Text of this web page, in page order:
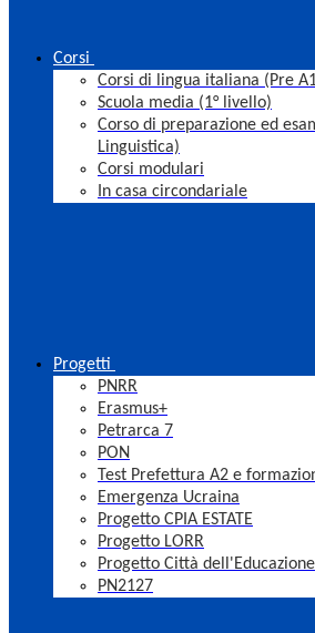
Corsi
Corsi di lingua italiana (Pre
Scuola media (1° livello)
Corso di preparazione ed
Linguistica)
Corsi modulari
In casa circondariale
Progetti
PNRR
Erasmus+
Petrarca 7
PON
Test Prefettura A2 e
Emergenza Ucraina
Progetto CPIA ESTATE
Progetto LORR
Progetto Città dell'Educazione
PN2127